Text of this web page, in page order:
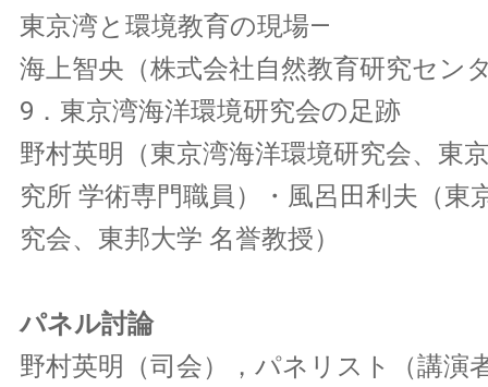
東京湾と環境教育の現場—
海上智央（株式会社自然教育研究セン
9．東京湾海洋環境研究会の足跡
野村英明（東京湾海洋環境研究会、東
究所 学術専門職員）・風呂田利夫（東
究会、東邦大学 名誉教授）
パネル討論
野村英明（司会），パネリスト（講演